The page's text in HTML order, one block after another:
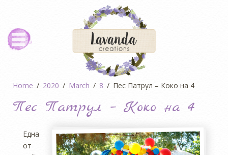
Home 2020 March 8 Пес Патрул – Коко на 4
Пес Патрул – Коко на 4
Една
от